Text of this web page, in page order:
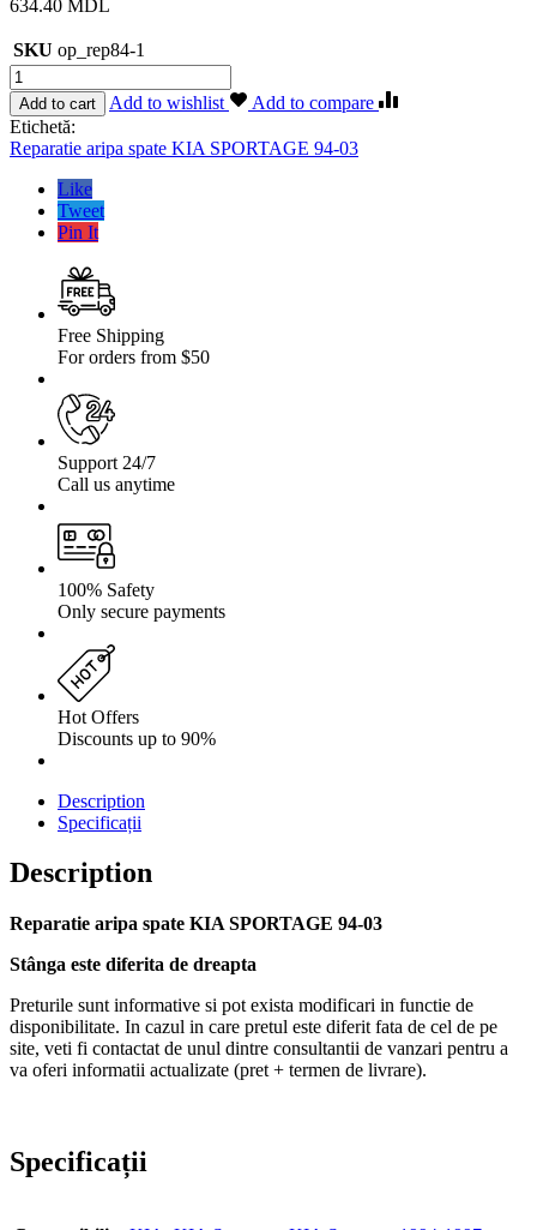
634.40 MDL
SKU op_rep84-1
Cantitate
Reparatie
aripa
spate
KIA
SPORTAGE
Add to cart Add to wishlist
Add to compare
Etichetă:
Reparatie aripa spate KIA SPORTAGE 94-03
Like
Tweet
Pin It
Free Shipping
For orders from $50
Support 24/7
Call us anytime
100% Safety
Only secure payments
Hot Offers
Discounts up to 90%
Description
Specificații
Description
Reparatie aripa spate KIA SPORTAGE 94-03
Stânga este diferita de dreapta
Preturile sunt informative si pot exista modificari in functie de
disponibilitate. In cazul in care pretul este diferit fata de cel de pe
site, veti fi contactat de unul dintre consultantii de vanzari pentru a
va oferi informatii actualizate (pret + termen de livrare).
Specificații